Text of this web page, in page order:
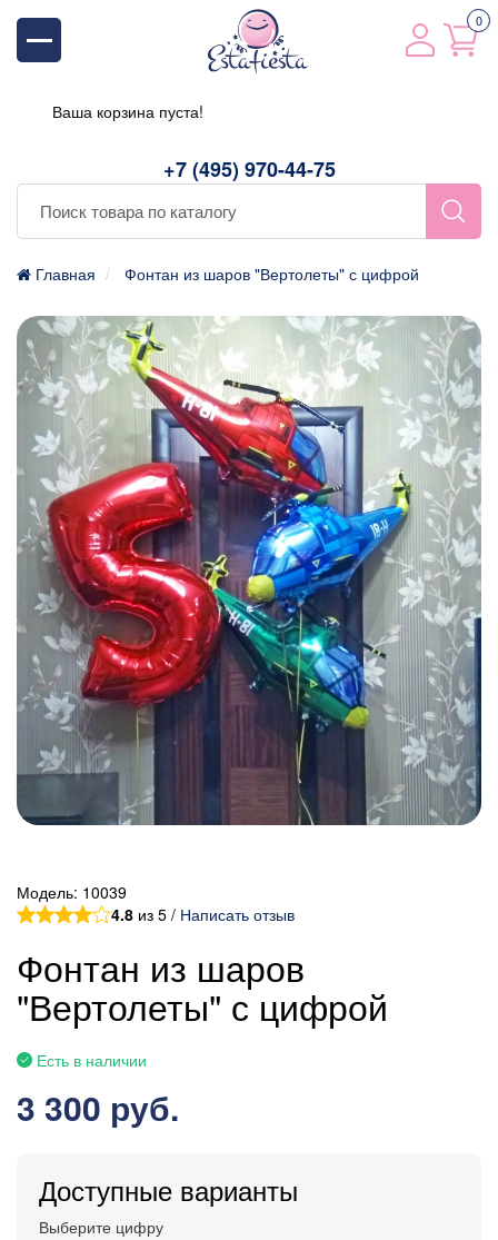
+7 (495) 970-44-75
0
Ваша корзина пуста!
Главная Фонтан из шаров "Вертолеты" с цифрой
Модель: 10039
4.8 из 5 / Написать отзыв
Фонтан из шаров
"Вертолеты" с цифрой
Есть в наличии
3 300 руб.
Доступные варианты
Выберите цифру